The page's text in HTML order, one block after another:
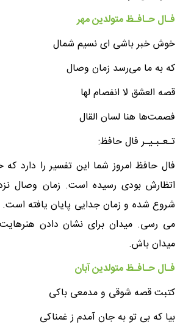
فـال حـافـظ متولدین مهر
خوش خبر باشی ای نسیم شمال
که به ما می‌رسد زمان وصال
قصه العشق لا انفصام لها
فصمت‌ها هنا لسان القال
تـعـبـیـر فال حافظ:
فال حافظ امروز شما این تفسیر را دارد
اتظارش بودی رسیده است. زمان وصال
شروع شده و زمان جدایی پایان یافته
می رسی. میدان برای نشان دادن
میدان باش.
فـال حـافـظ متولدین آبان
کتبت قصه شوقی و مدمعی باکی
بیا که بی تو به جان آمدم ز غمناکی